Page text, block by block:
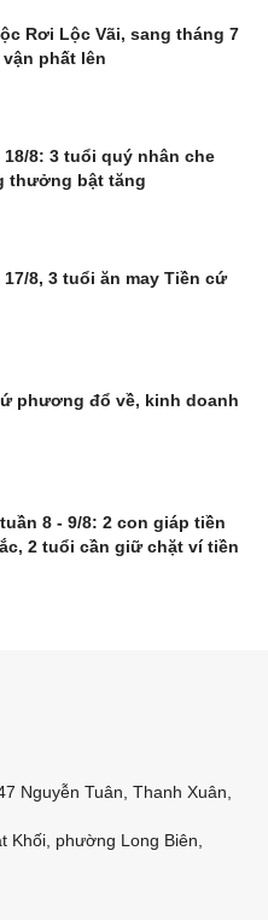
Rơi Lộc Vãi, sang tháng 7
phất lên
18/8: 3 tuổi quý nhân che
thưởng bật tăng
8, 3 tuổi ăn may Tiền cứ
phương đổ về, kinh doanh
8 - 9/8: 2 con giáp tiền
2 tuổi cần giữ chặt ví tiền
Nguyễn Tuân, Thanh Xuân,
Khối, phường Long Biên,